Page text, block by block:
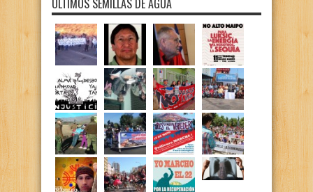
ÚLTIMOS SEMILLAS DE AGUA